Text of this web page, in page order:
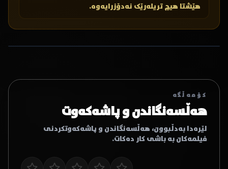
هێشتا هیچ تریلەرێک نەدۆزرایەوە.
کۆمەڵگە
هەڵسەنگاندن و پاشەکەوت
لێرەدا بەدڵبوون، هەڵسەنگاندن و پاشەکەوتکردنی
فیلمەکان بە باشی کار دەکات.